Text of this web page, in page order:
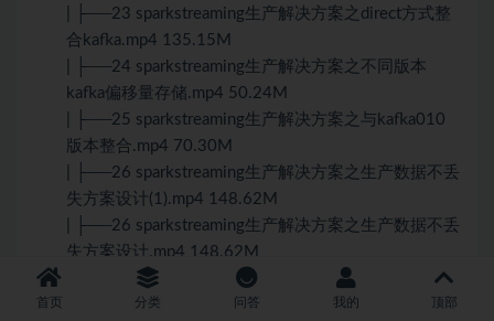
| ├──23 sparkstreaming生产解决方案之direct方式整
合kafka.mp4 135.15M
| ├──24 sparkstreaming生产解决方案之不同版本
kafka偏移量存储.mp4 50.24M
| ├──25 sparkstreaming生产解决方案之与kafka010
版本整合.mp4 70.30M
| ├──26 sparkstreaming生产解决方案之生产数据不丢
失方案设计(1).mp4 148.62M
| ├──26 sparkstreaming生产解决方案之生产数据不丢
失方案设计.mp4 148.62M
| ├──27 sparkstreaming生产解决方案之kafka0.8方
案.mp4 159.62M
首页 分类 问答 我的 顶部